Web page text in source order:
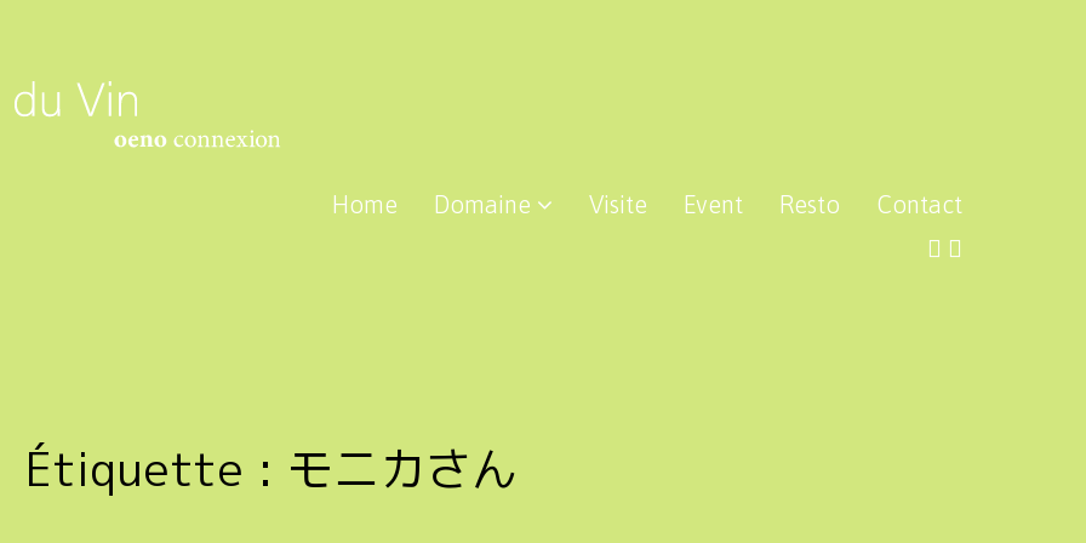
Home Domaine Visite Event Resto Contact
Étiquette : モニカさん